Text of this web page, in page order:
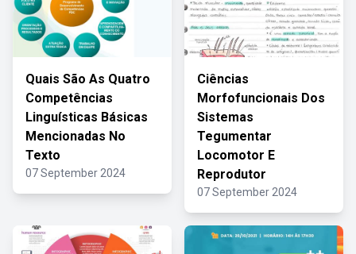
Quais São As Quatro
Competências
Linguísticas Básicas
Mencionadas No
Texto
07 September 2024
Ciências
Morfofuncionais Dos
Sistemas
Tegumentar
Locomotor E
Reprodutor
07 September 2024